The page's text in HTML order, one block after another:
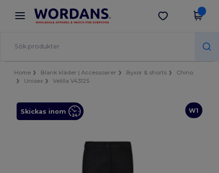
× Wordans-app
Bättre priser i appen!
Hämta app
Home Blank kläder | Accessoarer Byxor & shorts
Chino
Unisex
Velilla V4312S
W1
Skickas inom